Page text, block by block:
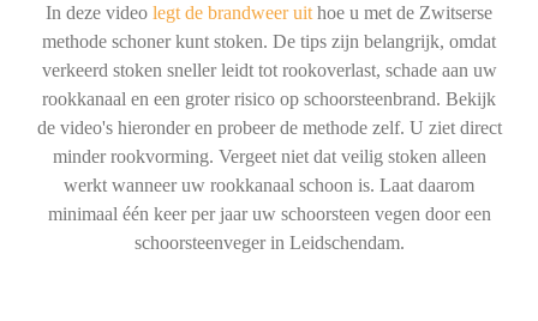
In deze video legt de brandweer uit hoe u met de Zwitserse
methode schoner kunt stoken. De tips zijn belangrijk, omdat
verkeerd stoken sneller leidt tot rookoverlast, schade aan uw
rookkanaal en een groter risico op schoorsteenbrand. Bekijk
de video's hieronder en probeer de methode zelf. U ziet direct
minder rookvorming. Vergeet niet dat veilig stoken alleen
werkt wanneer uw rookkanaal schoon is. Laat daarom
minimaal één keer per jaar uw schoorsteen vegen door een
schoorsteenveger in Leidschendam.